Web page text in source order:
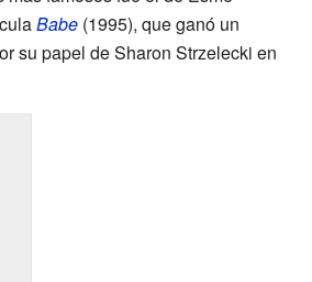
Babe(1995), que ganó un
su papel de Sharon Strzelecki en